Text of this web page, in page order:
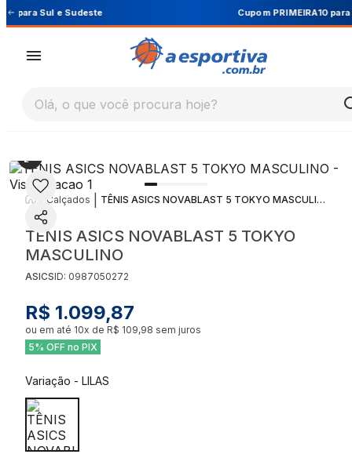
Cupom PRIMEIRA10 para 10% OFF na 1ª compra
Olá, o que você procura hoje?
Calçados TÊNIS ASICS NOVABLAST 5 TOKYO MASCULINO
TÊNIS ASICS NOVABLAST 5 TOKYO
MASCULINO
ASICSID: 0987050272
R$ 1.099,87
ou em até 10x de R$ 109,98 sem juros
5% OFF no PIX
Variação - LILAS